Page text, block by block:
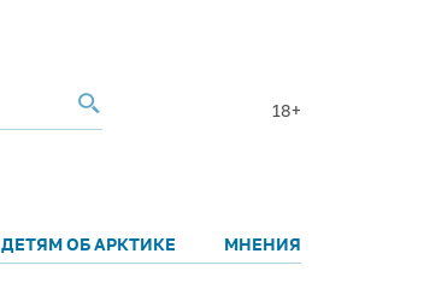
18+
ДЕТЯМ ОБ АРКТИКЕ МНЕНИЯ